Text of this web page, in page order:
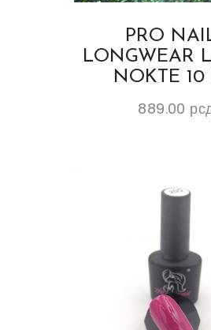
PRO
LONGWEAR
NOKTE 10
889.00